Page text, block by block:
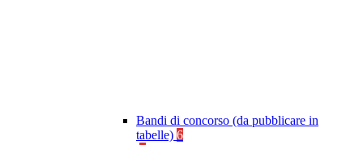
Bandi di concorso (da pubblicare in
tabelle) 6